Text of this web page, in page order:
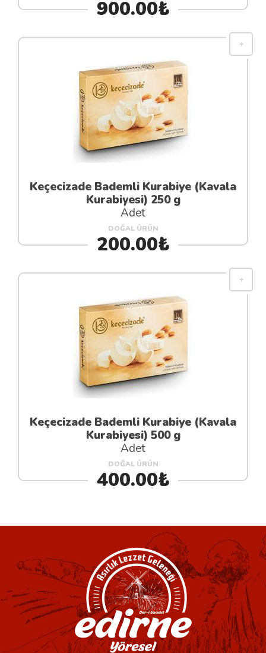
900.00₺
Keçecizade Bademli Kurabiye (Kavala
Kurabiyesi) 250 g
Adet
DOĞAL ÜRÜN
200.00₺
Keçecizade Bademli Kurabiye (Kavala
Kurabiyesi) 500 g
Adet
DOĞAL ÜRÜN
400.00₺